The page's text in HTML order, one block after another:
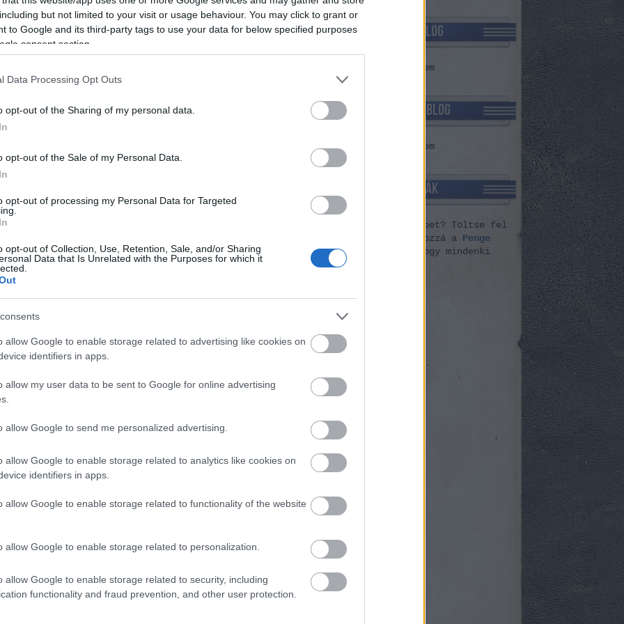
but not limited to your visit or usage behaviour. You may click to grant or
to Google and its third-party tags to use your data for below specified purposes
consent section.
Data Processing Opt Outs
opt-out of the Sharing of my personal data.
opt-out of the Sale of my Personal Data.
opt-out of processing my Personal Data for Targeted
opt-out of Collection, Use, Retention, Sale, and/or Sharing
Data that Is Unrelated with the Purposes for which it
allow Google to enable storage related to advertising like cookies on
identifiers in apps.
allow my user data to be sent to Google for online advertising
allow Google to send me personalized advertising.
allow Google to enable storage related to analytics like cookies on
identifiers in apps.
allow Google to enable storage related to functionality of the website
allow Google to enable storage related to personalization.
allow Google to enable storage related to security, including
functionality and fraud prevention, and other user protection.
0
15 helycsere és mind elsőrangú.
Tetszik
AZ ÚJ FÉNYEZÉSI
Róbert
Tajvanból Frankfurtba késett másfél órát, így
tudtam nézni a frankfurti légikikötőben, ahol
kiállított új autó. És persze ha az embernek
TCOMMENT BLOG
Nincs megjeleníthető elem
JAJJDECSÚNYA BLOG
Nincs megjeleníthető elem
PENGE VERDÁK
Fotózott ezeknél pengébbet? Töltse fel
és adja hozzá a Penge
verdákgyűjteményhez, hogy mindenki
gyönyörködhessen